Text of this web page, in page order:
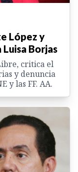
López y
Borjas
critica el
y denuncia
y las FF. AA.